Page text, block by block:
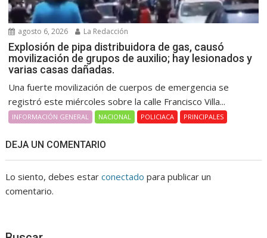
agosto 6, 2026 La Redacción
Explosión de pipa distribuidora de gas, causó
movilización de grupos de auxilio; hay lesionados y
varias casas dañadas.
Una fuerte movilización de cuerpos de emergencia se
registró este miércoles sobre la calle Francisco Villa...
INFORMACIÓN GENERAL NACIONAL POLICIACA PRINCIPALES
DEJA UN COMENTARIO
Lo siento, debes estarconectado para publicar un
comentario.